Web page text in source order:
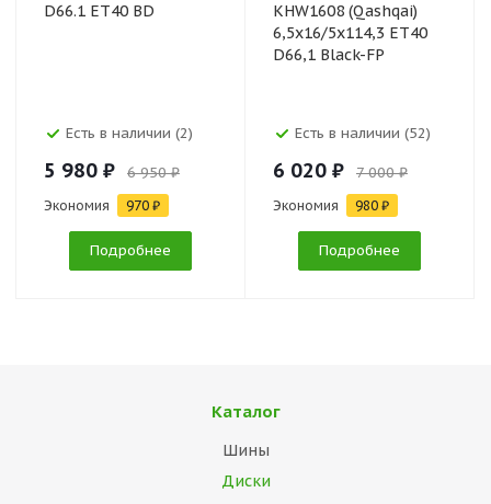
D66.1 ET40 BD
Есть в наличии (2)
5 980 ₽ 6 950 ₽
Экономия 970 ₽
Подробнее
KHW1608 (Qashqai)
6,5x16/5x114,3 ET40
D66,1 Black-FP
Есть в наличии (52)
6 020 ₽ 7 000 ₽
Экономия 980 ₽
Подробнее
Каталог
Шины
Диски